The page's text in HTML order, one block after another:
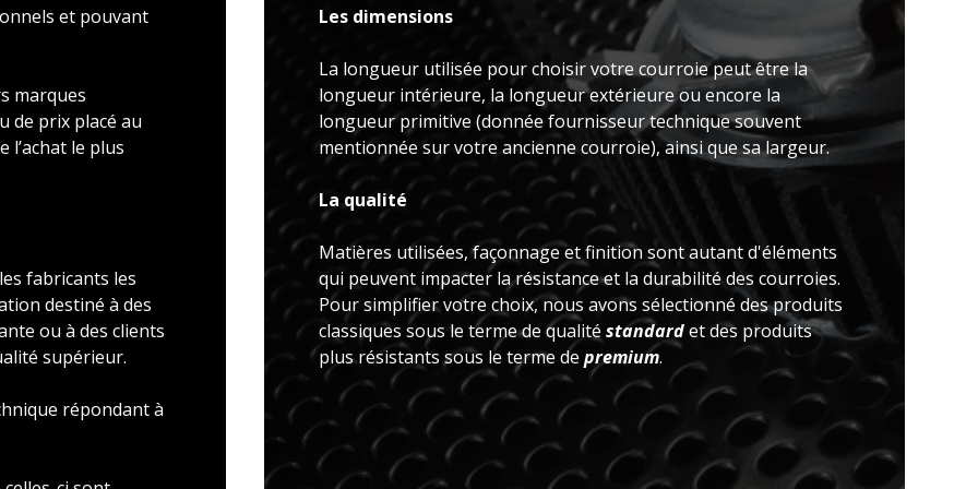
et pouvant
marques
de prix placé au
l’achat le plus
fabricants les
destiné à des
ou à des clients
supérieur.
répondant à
Les dimensions
La longueur utilisée pour choisir votre courroie peut être la
longueur intérieure, la longueur extérieure ou encore la
longueur primitive (donnée fournisseur technique souvent
mentionnée sur votre ancienne courroie), ainsi que sa largeur.
La qualité
Matières utilisées, façonnage et finition sont autant d'éléments
qui peuvent impacter la résistance et la durabilité des courroies.
Pour simplifier votre choix, nous avons sélectionné des produits
classiques sous le terme de qualité standardet des produits
plus résistants sous le terme de premium.